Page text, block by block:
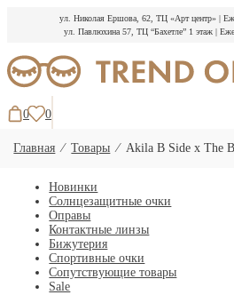
ул. Николая Ершова, 62, ТЦ «Арт центр» |
ул. Павлюхина 57, ТЦ “Бахетле” 1 этаж |
к
содержимому
0 0
Главная ⁄Товары ⁄Akila B Side x The
Новинки
Солнцезащитные очки
Оправы
Контактные линзы
Бижутерия
Спортивные очки
Сопутствующие товары
Sale